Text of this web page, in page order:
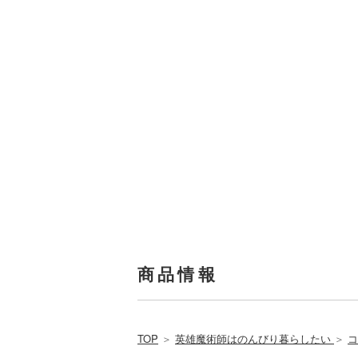
商品情報
TOP ＞ 英雄魔術師はのんびり暮らしたい ＞